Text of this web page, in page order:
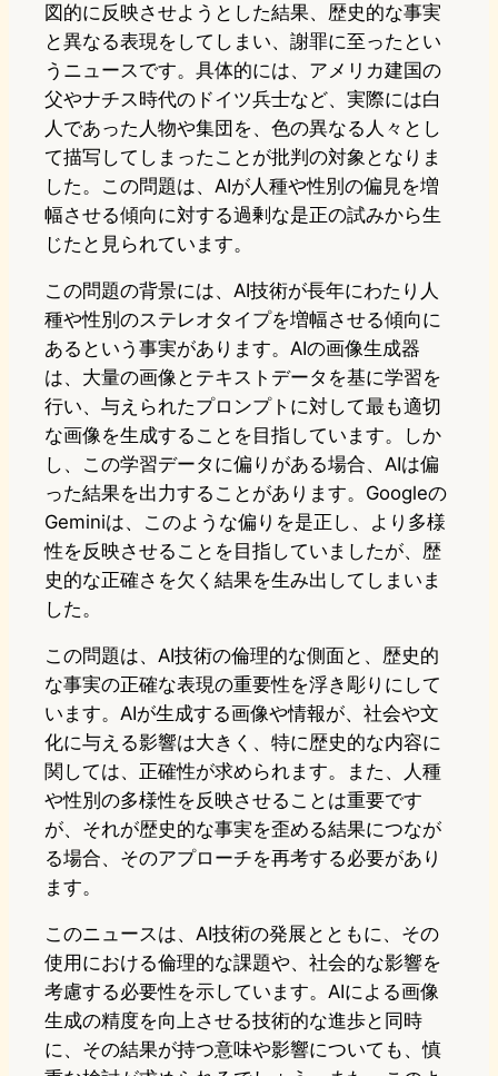
図的に反映させようとした結果、歴史的な事実
と異なる表現をしてしまい、謝罪に至ったとい
うニュースです。具体的には、アメリカ建国の
父やナチス時代のドイツ兵士など、実際には白
人であった人物や集団を、色の異なる人々とし
て描写してしまったことが批判の対象となりま
した。この問題は、AIが人種や性別の偏見を増
幅させる傾向に対する過剰な是正の試みから生
じたと見られています。
この問題の背景には、AI技術が長年にわたり人
種や性別のステレオタイプを増幅させる傾向に
あるという事実があります。AIの画像生成器
は、大量の画像とテキストデータを基に学習を
行い、与えられたプロンプトに対して最も適切
な画像を生成することを目指しています。しか
し、この学習データに偏りがある場合、AIは偏
った結果を出力することがあります。Googleの
Geminiは、このような偏りを是正し、より多様
性を反映させることを目指していましたが、歴
史的な正確さを欠く結果を生み出してしまいま
した。
この問題は、AI技術の倫理的な側面と、歴史的
な事実の正確な表現の重要性を浮き彫りにして
います。AIが生成する画像や情報が、社会や文
化に与える影響は大きく、特に歴史的な内容に
関しては、正確性が求められます。また、人種
や性別の多様性を反映させることは重要です
が、それが歴史的な事実を歪める結果につなが
る場合、そのアプローチを再考する必要があり
ます。
このニュースは、AI技術の発展とともに、その
使用における倫理的な課題や、社会的な影響を
考慮する必要性を示しています。AIによる画像
生成の精度を向上させる技術的な進歩と同時
に、その結果が持つ意味や影響についても、慎